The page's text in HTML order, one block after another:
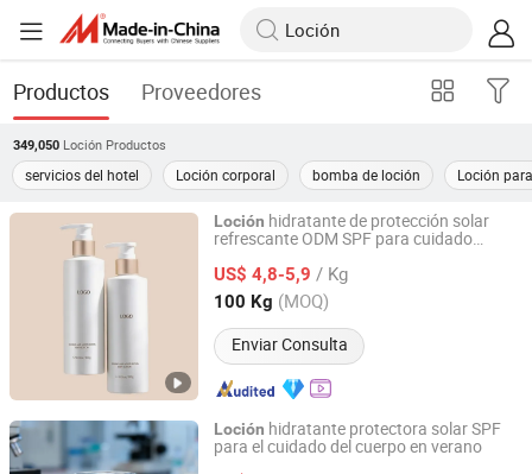
Productos Proveedores
349,050 Loción Productos
servicios del hotel Loción corporal bomba de loción Loción
Loción hidratante de protección solar
refrescante ODM SPF para cuidado
libre
US$ 4,8-5,9 / Kg
100 Kg (MOQ)
Enviar Consulta
Sanli Biotechnology (Dalian) Co., Ltd
Liaoning, China Desde 2025
Loción hidratante protectora solar SPF
para el cuidado del cuerpo en verano
Sanli Biotechnology (Dalian) Co., Ltd